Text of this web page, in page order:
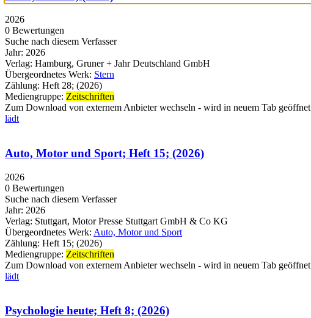
2026
0 Bewertungen
Suche nach diesem Verfasser
Jahr: 2026
Verlag: Hamburg, Gruner + Jahr Deutschland GmbH
Übergeordnetes Werk: Stern
Zählung: Heft 28; (2026)
Mediengruppe: Zeitschriften
Zum Download von externem Anbieter wechseln - wird in neuem Tab geöffnet
lädt
Auto, Motor und Sport; Heft 15; (2026)
2026
0 Bewertungen
Suche nach diesem Verfasser
Jahr: 2026
Verlag: Stuttgart, Motor Presse Stuttgart GmbH & Co KG
Übergeordnetes Werk: Auto, Motor und Sport
Zählung: Heft 15; (2026)
Mediengruppe: Zeitschriften
Zum Download von externem Anbieter wechseln - wird in neuem Tab geöffnet
lädt
Psychologie heute; Heft 8; (2026)